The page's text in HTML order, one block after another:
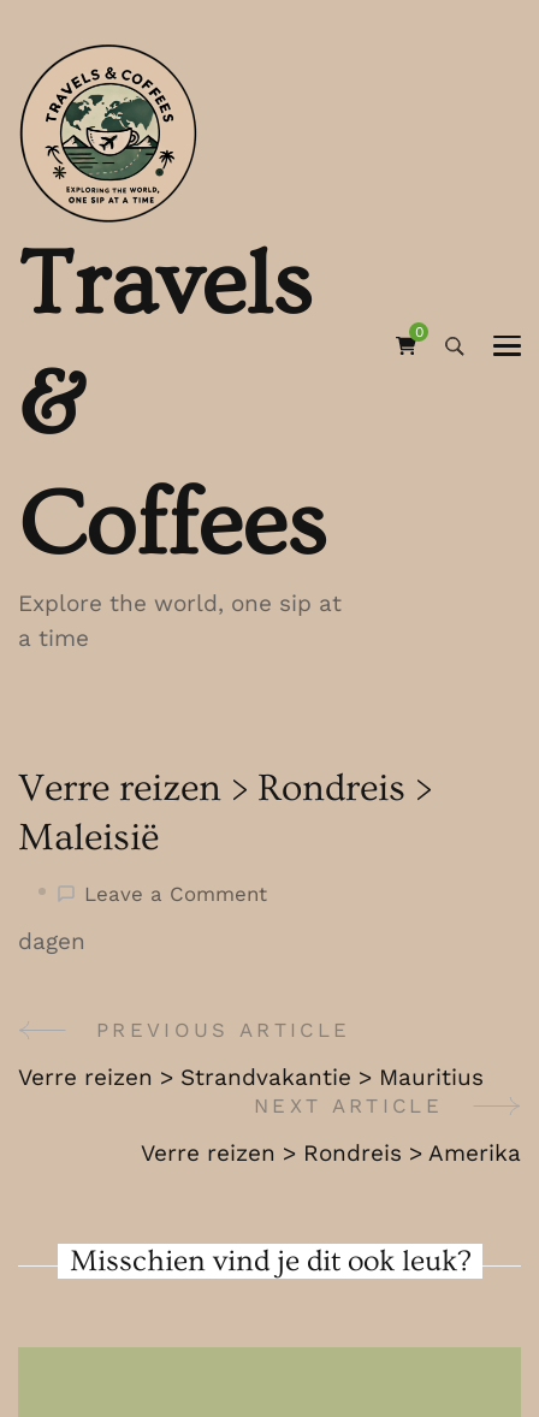
Travels
&
Coffees
Explore the world, one sip at
a time
0
Verre reizen > Rondreis >
Maleisië
Leave a Commenton
Maleisië
dagen
Post
Navigation
PREVIOUS ARTICLE
Verre reizen > Strandvakantie > Mauritius
NEXT ARTICLE
Verre reizen > Rondreis > Amerika
Misschien vind je dit ook leuk?